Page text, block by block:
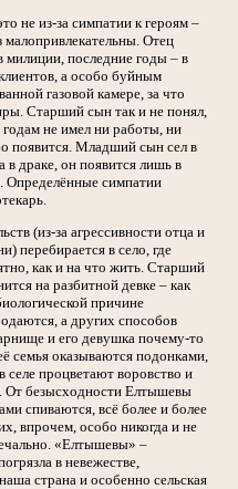
не из-за симпатии к героям –
Отец
милиции, последние годы – в
а особо буйным
газовой камере, за что
Старший сын так и не понял,
не имел ни работы, ни
появится. Младший сын сел в
в драке, он появится лишь в
Определённые симпатии
(из-за агрессивности отца и
перебирается в село, где
как и на что жить. Старший
на разбитной девке – как
причине
а других способов
и его девушка почему-то
семья оказываются подонками,
процветают воровство и
От безысходности Елтышевы
спиваются, всё более и более
впрочем, особо никогда и не
«Елтышевы» –
в невежестве,
страна и особенно сельская